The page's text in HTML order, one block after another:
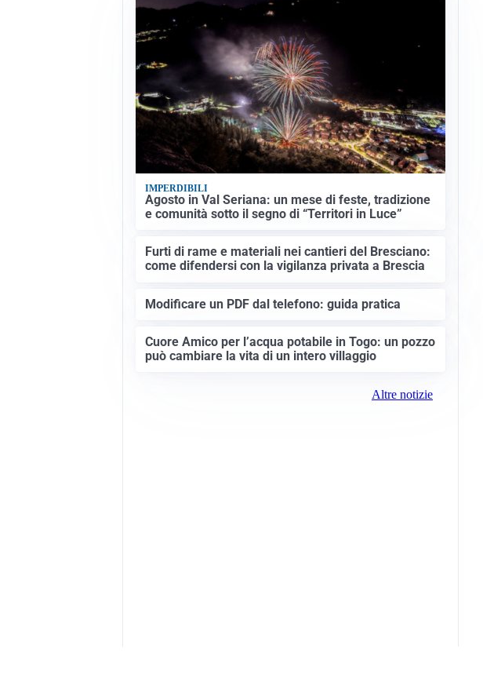
IMPERDIBILI
Agosto in Val Seriana: un mese di feste, tradizione
e comunità sotto il segno di “Territori in Luce”
Furti di rame e materiali nei cantieri del Bresciano:
come difendersi con la vigilanza privata a Brescia
Modificare un PDF dal telefono: guida pratica
Cuore Amico per l’acqua potabile in Togo: un pozzo
può cambiare la vita di un intero villaggio
Altre notizie